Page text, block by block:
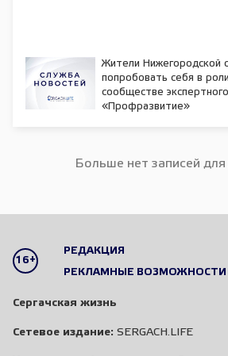
Жители Нижегородской
попробовать себя в
сообществе
«Профразвитие»
Больше нет записей для
16+
РЕДАКЦИЯ
РЕКЛАМНЫЕ ВОЗМОЖНОСТИ
Сергачская жизнь
Сетевое издание: SERGACH.LIFE